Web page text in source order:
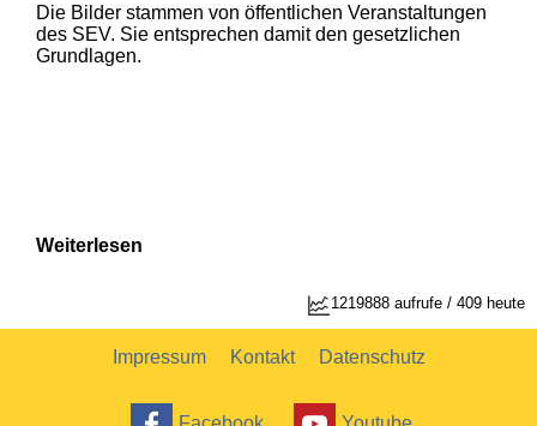
1 2
Die Bilder stammen von öffentlichen Veranstaltungen
des SEV. Sie entsprechen damit den gesetzlichen
Grundlagen.
Weiterlesen
1219888 aufrufe / 409 heute
Impressum Kontakt Datenschutz